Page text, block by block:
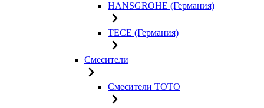
HANSGROHE (Германия)
TECE (Германия)
Смесители
Смесители TOTO